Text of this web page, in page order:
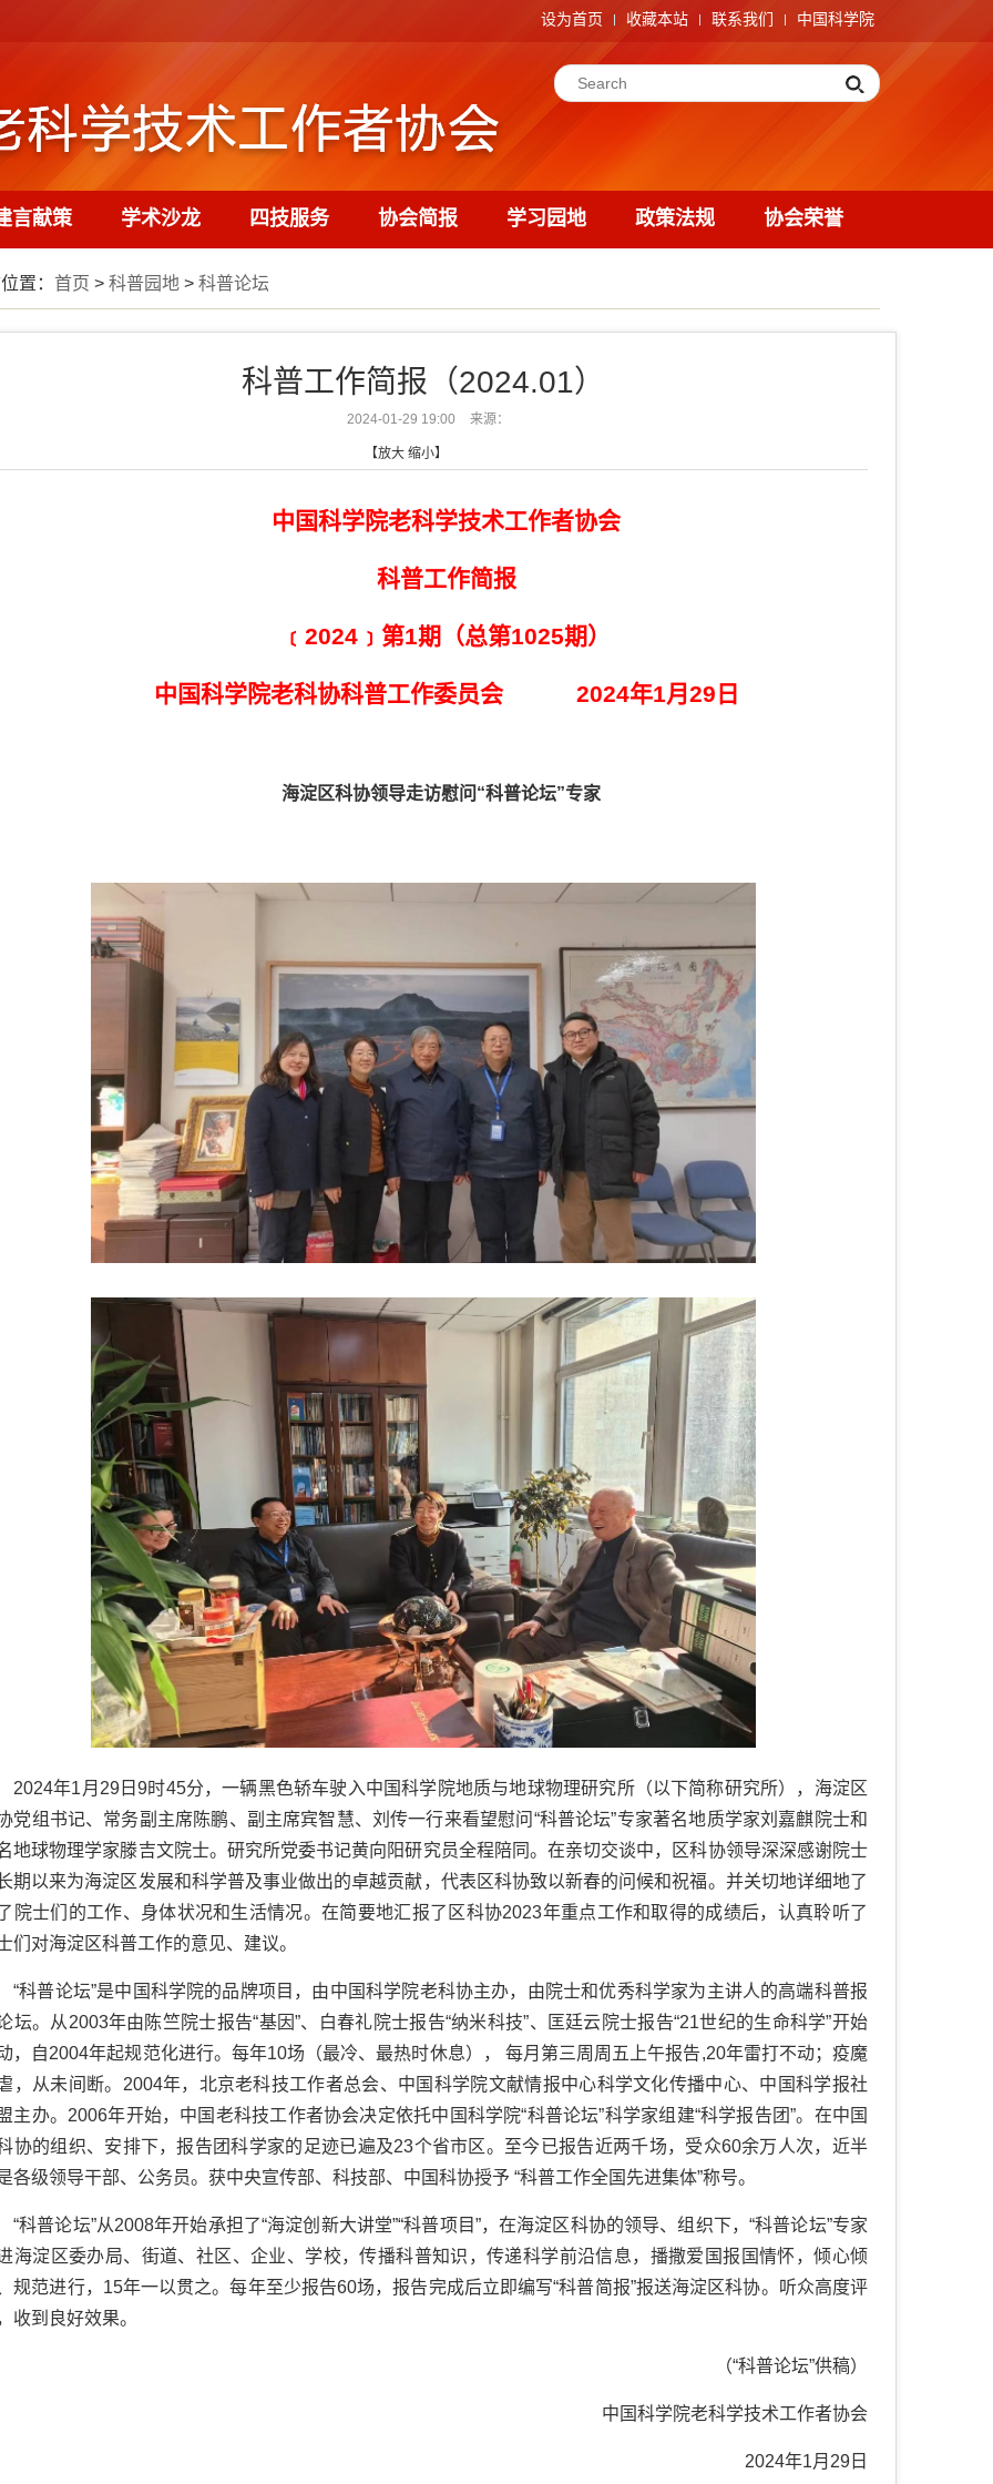
设为首页 收藏本站 联系我们 中国科学院
言献策 学术沙龙 四技服务 协会简报 学习园地 政策法规 协会荣誉
置： 首页 > 科普园地 > 科普论坛
科普工作简报（2024.01）
2024-01-29 19:00 来源：
【放大 缩小】
中国科学院老科学技术工作者协会
科普工作简报
﹝2024﹞第1期（总第1025期）
中国科学院老科协科普工作委员会 2024年1月29日
海淀区科协领导走访慰问“科普论坛”专家
2024年1 月 29日9时45分，一辆黑色轿车驶入中国科学院地质与地球物理研究所（以下简称研究所），海淀区
党组书记、常务副主席陈鹏、副主席宾智慧、刘传一行来看望慰问“科普论坛”专家著名地质学家刘嘉麒院士和
地球物理学家滕吉文院士。研究所党委书记黄向阳研究员全程陪同。在亲切交谈中，区科协领导深深感谢院士
期以来为海淀区发展和科学普及事业做出的卓越贡献，代表区科协致以新春的问候和祝福。并关切地详细地了
院士们的工作、身体状况和生活情况。在简要地汇报了区科协2023年重点工作和取得的成绩后，认真聆听了
们对海淀区科普工作的意见、建议。
“科普论坛”是中国科学院的品牌项目，由中国科学院老科协主办，由院士和优秀科学家为主讲人的高端科普报
坛。从 2003年由陈竺院士报告“基因”、白春礼院士报告“纳米科技”、匡廷云院士报告“21世纪的生命科学”开始
，自2004年起规范化进行。每年10场（最冷、最热时休息）， 每月第三周周五上午报告,20年雷打不动；疫魔
，从未间断。 2004年，北京老科技工作者总会、中国科学院文献情报中心科学文化传播中心、中国科学报社
主办。 2006年开始，中国老科技工作者协会决定依托中国科学院“科普论坛”科学家组建“科学报告团”。在中国
协的组织、安排下，报告团科学家的足迹已遍及23个省市区。至今已报告近两千场，受众60余万人次，近半
各级领导干部、公务员。获中央宣传部、科技部、中国科协授予 “科普工作全国先进集体”称号。
“科普论坛”从2008年开始承担了“海淀创新大讲堂”“科普项目”，在海淀区科协的领导、组织下，“科普论坛”专家
海淀区委办局、街道、社区、企业、学校，传播科普知识，传递科学前沿信息，播撒爱国报国情怀，倾心倾
规范进行， 15年一以贯之。每年至少报告60场，报告完成后立即编写“科普简报”报送海淀区科协。听众高度评
收到良好效果。
（“科普论坛”供稿）
中国科学院老科学技术工作者协会
2024年1月 29 日